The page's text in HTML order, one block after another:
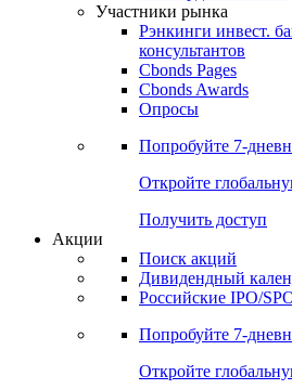
Участники рынка
Рэнкинги инвест.
консультантов
Cbonds Pages
Cbonds Awards
Опросы
Попробуйте 7-
Откройте
Получить доступ
Акции
Поиск акций
Дивидендный
Российские IPO/
Попробуйте 7-
Откройте